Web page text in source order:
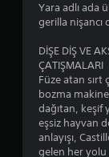
r
D
ü
ğ
m
e
l
e
r
e
Yara adlı ada
gerilla
DİŞE DİŞ VE
ÇATIŞMALARI
Füze atan
bozma
dağıtan, keşif
eşsiz hayvan
anlayışı,
gelen her yolu